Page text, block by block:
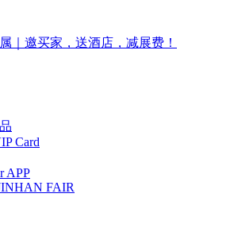
｜邀买家，送酒店，减展费！
Card
APP
FAIR